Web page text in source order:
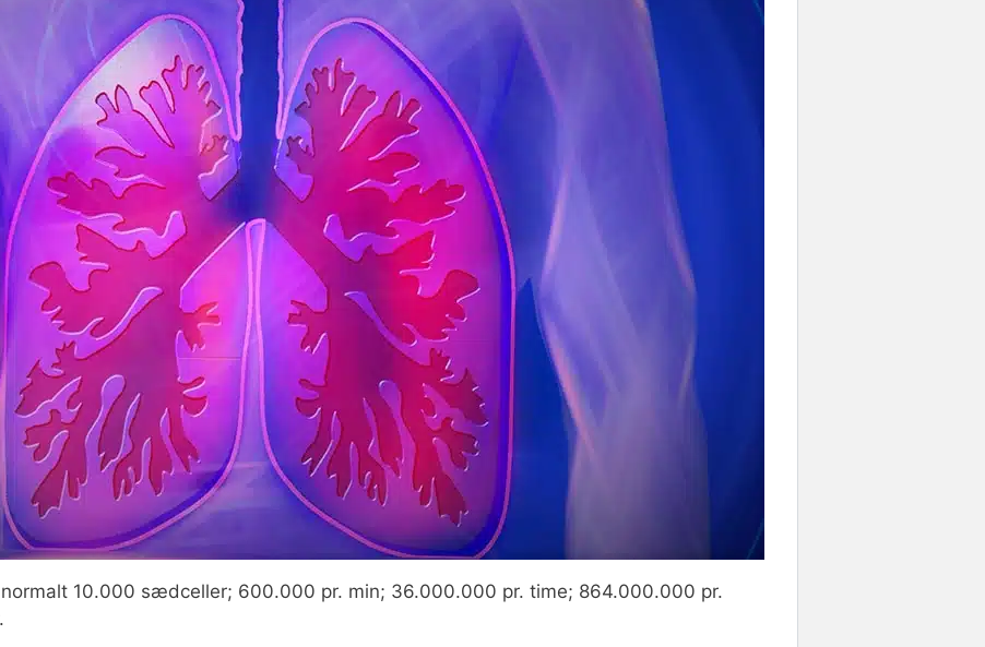
normalt 10.000 sædceller; 600.000 pr. min; 36.000.000 pr. time; 864.000.000 pr.